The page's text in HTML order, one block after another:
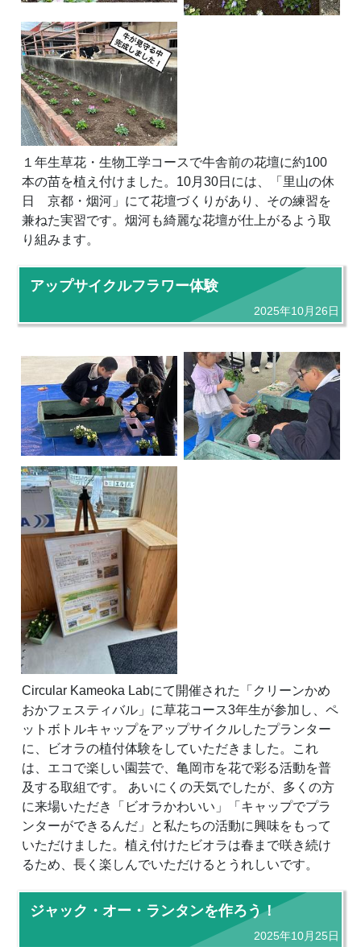
１年生草花・生物工学コースで牛舎前の花壇に約100
本の苗を植え付けました。10月30日には、「里山の休
日 京都・烟河」にて花壇づくりがあり、その練習を
兼ねた実習です。烟河も綺麗な花壇が仕上がるよう取
り組みます。
アップサイクルフラワー体験
2025年10月26日
Circular Kameoka Labにて開催された「クリーンかめ
おかフェスティバル」に草花コース3年生が参加し、ペ
ットボトルキャップをアップサイクルしたプランター
に、ビオラの植付体験をしていただきました。これ
は、エコで楽しい園芸で、亀岡市を花で彩る活動を普
及する取組です。 あいにくの天気でしたが、多くの方
に来場いただき「ビオラかわいい」「キャップでプラ
ンターができるんだ」と私たちの活動に興味をもって
いただけました。植え付けたビオラは春まで咲き続け
るため、長く楽しんでいただけるとうれしいです。
ジャック・オー・ランタンを作ろう！
2025年10月25日